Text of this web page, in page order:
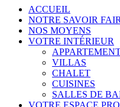
ACCUEIL
NOTRE SAVOIR
NOS MOYENS
VOTRE INTÉRIEUR
VILLAS
CHALET
CUISINES
SALLES DE
VOTRE ESPACE